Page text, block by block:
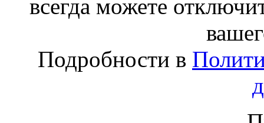
всегда можете
Подробности в